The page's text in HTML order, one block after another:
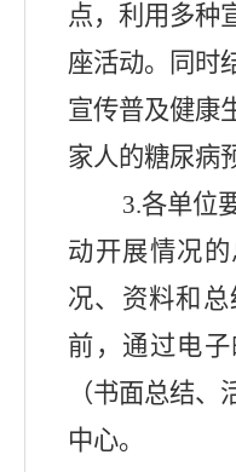
点， 利用多种
座活动。 同时
宣传普及健康
家人的糖尿病
3.各单位
动开展情况的
况、 资料和总
前 ， 通过电
（书面总结、
中心。